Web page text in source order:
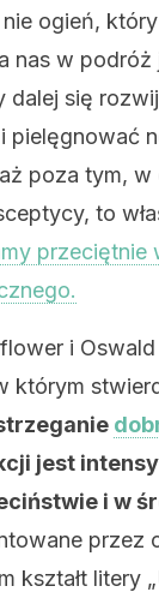
ogień, który
nas w podróż
dalej się
pielęgnować
poza tym, w
to
przeciętnie
i
którym
jest
i w
przez
kształt litery